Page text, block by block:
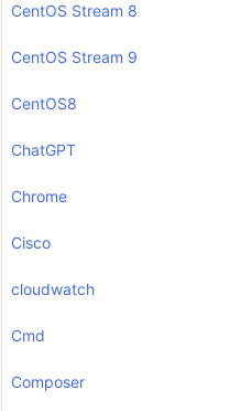
CentOS Stream 8
CentOS Stream 9
CentOS8
ChatGPT
Chrome
Cisco
cloudwatch
Cmd
Composer